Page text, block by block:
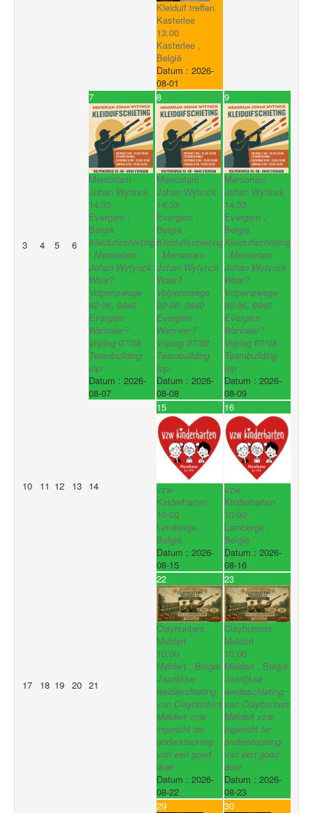
Kleiduif treffen
Kasterlee
13:00
Kasterlee ,
België
Datum : 2026-
08-01
3 4 5 6
7
Memoriam
Johan Wytinck
14:33
Evergem ,
België
Kleiduifschieting
- Memoriam
Johan Wytynck
Waar?
Volpenswege
92-96, 9940
Evergem
Wanneer?
Vrijdag 07/08 -
Teambuilding
(op
Datum : 2026-
08-07
8
Memoriam
Johan Wytinck
14:33
Evergem ,
België
Kleiduifschieting
- Memoriam
Johan Wytynck
Waar?
Volpenswege
92-96, 9940
Evergem
Wanneer?
Vrijdag 07/08 -
Teambuilding
(op
Datum : 2026-
08-08
9
Memoriam
Johan Wytinck
14:33
Evergem ,
België
Kleiduifschieting
- Memoriam
Johan Wytynck
Waar?
Volpenswege
92-96, 9940
Evergem
Wanneer?
Vrijdag 07/08 -
Teambuilding
(op
Datum : 2026-
08-09
10 11 12 13 14
15
vzw
Kinderharten
10:00
Lemberge ,
België
Datum : 2026-
08-15
16
vzw
Kinderharten
10:00
Lemberge ,
België
Datum : 2026-
08-16
17 18 19 20 21
22
Clayhunters
Meldert
10:00
Meldert , België
Jaarlijkse
weideschieting
van Clayhunters
Meldert vzw,
ingericht ter
ondersteuning
van een goed
doel
Datum : 2026-
08-22
23
Clayhunters
Meldert
10:00
Meldert , België
Jaarlijkse
weideschieting
van Clayhunters
Meldert vzw,
ingericht ter
ondersteuning
van een goed
doel
Datum : 2026-
08-23
29 30